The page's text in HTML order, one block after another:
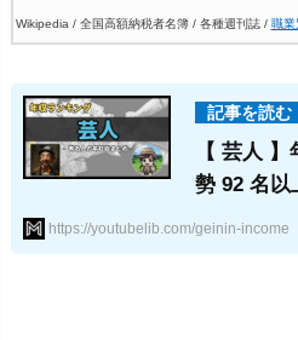
Wikipedia / 全国高額納税者名簿 / 各種週刊誌 / 職業
【 芸人
勢 92 名以
https://youtubelib.com/geinin-income